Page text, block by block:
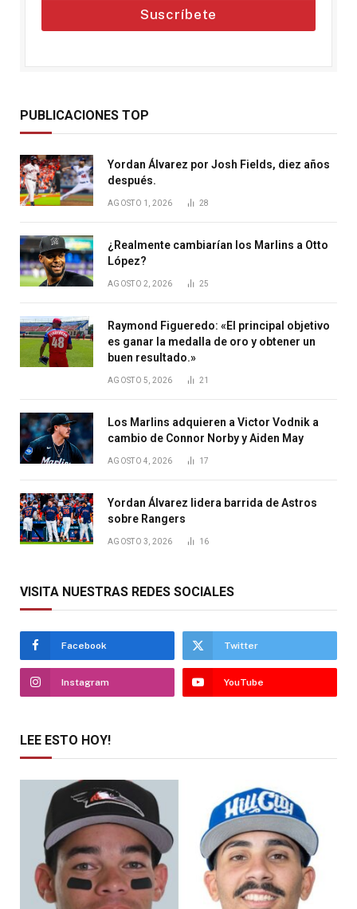
Suscríbete
PUBLICACIONES TOP
Yordan Álvarez por Josh Fields, diez años
después.
AGOSTO 1, 2026 28
¿Realmente cambiarían los Marlins a Otto
López?
AGOSTO 2, 2026 25
Raymond Figueredo: «El principal objetivo
es ganar la medalla de oro y obtener un
buen resultado.»
AGOSTO 5, 2026 21
Los Marlins adquieren a Victor Vodnik a
cambio de Connor Norby y Aiden May
AGOSTO 4, 2026 17
Yordan Álvarez lidera barrida de Astros
sobre Rangers
AGOSTO 3, 2026 16
VISITA NUESTRAS REDES SOCIALES
Facebook Twitter
Instagram YouTube
LEE ESTO HOY!